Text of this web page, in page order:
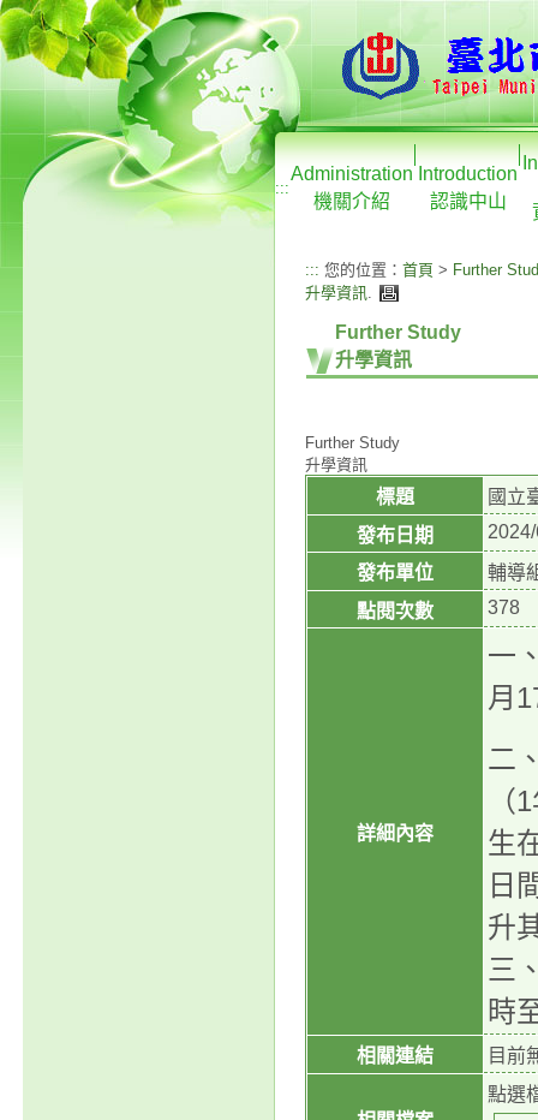
:::
Administration
機關介紹
Introduction
認識中山
::: 您的位置： 首頁 > Further
升學資訊.
Further Study
升學資訊
Further Study
升學資訊
標題
國立
發布日期
發布單位
輔導
點閱次數
378
詳細內容
一
月
二
（
生
日
升
三
時
相關連結 目前
點選